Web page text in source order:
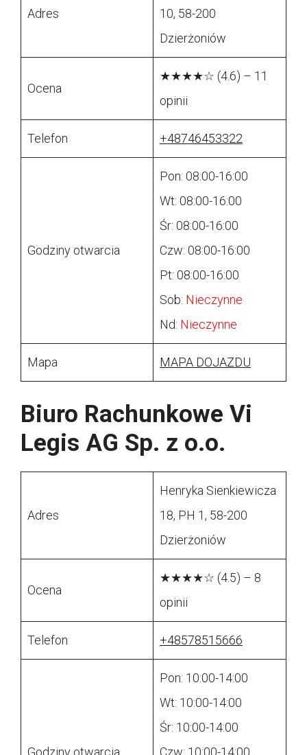
Adres
10, 58-200
Dzierżoniów
Ocena
★★★★☆ (4.6) – 11
opinii
Telefon +48746453322
Godziny otwarcia
Pon: 08:00-16:00
Wt: 08:00-16:00
Śr: 08:00-16:00
Czw: 08:00-16:00
Pt: 08:00-16:00
Sob: Nieczynne
Nd: Nieczynne
Mapa MAPA DOJAZDU
Biuro Rachunkowe Vi
Legis AG Sp. z o.o.
Adres
Henryka Sienkiewicza
18, PH 1, 58-200
Dzierżoniów
Ocena
★★★★☆ (4.5) – 8
opinii
Telefon +48578515666
Pon: 10:00-14:00
Wt: 10:00-14:00
Śr: 10:00-14:00